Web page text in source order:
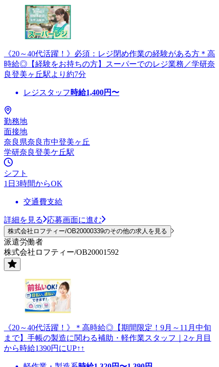
《20～40代活躍！》必須：レジ閉め作業の経験がある方＊高
時給◎【経験をお持ちの方】スーパーでのレジ業務／学研奈
良登美ヶ丘駅より約7分
レジスタッフ 時給1,400円〜
勤務地
面接地
奈良県奈良市中登美ヶ丘
学研奈良登美ケ丘駅
シフト
1日3時間からOK
交通費支給
詳細を見る 応募画面に進む
株式会社ロフティー/OB20000339のその他の求人を見る
派遣労働者
株式会社ロフティー/OB20001592
《20～40代活躍！》＊高時給◎【期間限定！9月～11月中旬
まで】手帳の製造に関わる補助・軽作業スタッフ｜2ヶ月目
から時給1390円にUP↑↑